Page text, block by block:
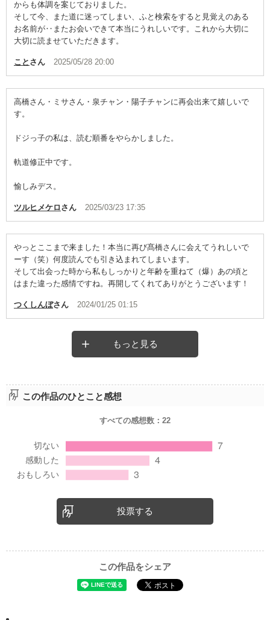
からも体調を案じておりました。
そして今、また道に迷ってしまい、ふと検索をすると見覚えのある
お名前が‥またお会いできて本当にうれしいです。これから大切に
大切に読ませていただきます。
こと さん 2025/05/28 20:00
高橋さん・ミサさん・泉チャン・陽子チャンに再会出来て嬉しいで
す。
ドジっ子の私は、読む順番をやらかしました。
軌道修正中です。
愉しみデス。
ツルヒメケロ さん 2025/03/23 17:35
やっとここまで来ました！本当に再び髙橋さんに会えてうれしいで
ーす（笑）何度読んでも引き込まれてしまいます。
そして出会った時から私もしっかりと年齢を重ねて（爆）あの頃と
はまた違った感情ですね。再開してくれてありがとうございます！
つくしんぼさん 2024/01/25 01:15
もっと見る
この作品のひとこと感想
すべての感想数： 22
投票する
この作品をシェア